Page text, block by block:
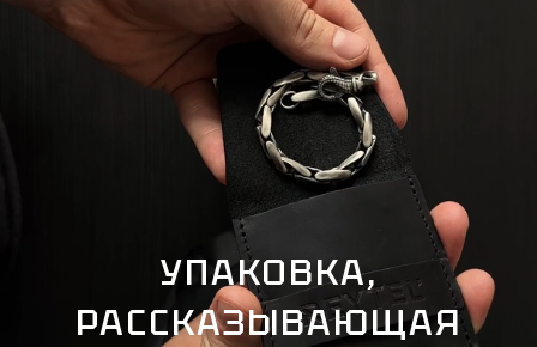
УПАКОВКА,
РАССКАЗЫВАЮЩАЯ